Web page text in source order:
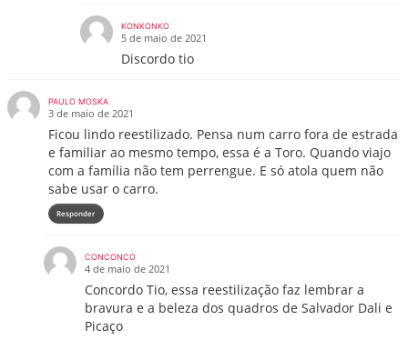
KONKONKO
5 de maio de 2021
Discordo tio
PAULO MOSKA
3 de maio de 2021
Ficou lindo reestilizado. Pensa num carro fora de estrada
e familiar ao mesmo tempo, essa é a Toro. Quando viajo
com a família não tem perrengue. E só atola quem não
sabe usar o carro.
Responder
CONCONCO
4 de maio de 2021
Concordo Tio, essa reestilização faz lembrar a
bravura e a beleza dos quadros de Salvador Dali e
Picaço